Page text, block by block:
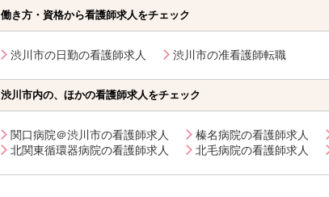
働き方・資格から看護師求人をチェック
渋川市の日勤の看護師求人 渋川市の准看護師転職
渋川市内の、ほかの看護師求人をチェック
関口病院＠渋川市の看護師求人 榛名病院の看護師求人
北関東循環器病院の看護師求人
北毛病院の看護師求人